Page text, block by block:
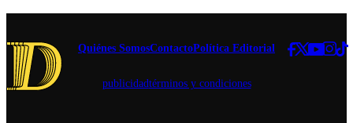
hormonales.
Quiénes SomosContactoPolítica Editorial
publicidadtérminos y condiciones